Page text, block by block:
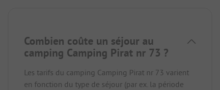
Combien coûte un séjour au
camping Camping Pirat nr 73 ?
Les tarifs du camping Camping Pirat nr 73 varient
en fonction du type de séjour (par ex. la période